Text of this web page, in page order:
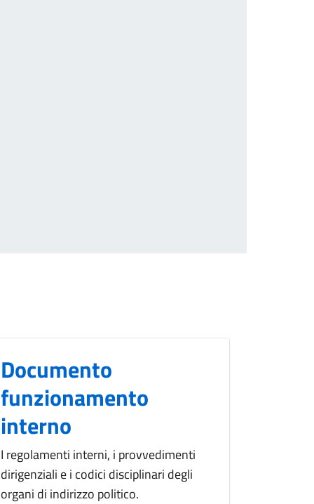
Documento
funzionamento
interno
I regolamenti interni, i provvedimenti
dirigenziali e i codici disciplinari degli
organi di indirizzo politico.